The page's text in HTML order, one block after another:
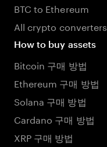
BTC to Ethereum
All crypto converters
How to buy assets
Bitcoin 구매 방법
Ethereum 구매 방법
Solana 구매 방법
Cardano 구매 방법
XRP 구매 방법